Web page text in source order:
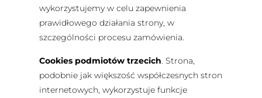
wykorzystujemy w celu zapewnienia
prawidłowego działania strony, w
szczególności procesu zamówienia.
Cookies podmiotów trzecich. Strona,
podobnie jak większość współczesnych stron
internetowych, wykorzystuje funkcje